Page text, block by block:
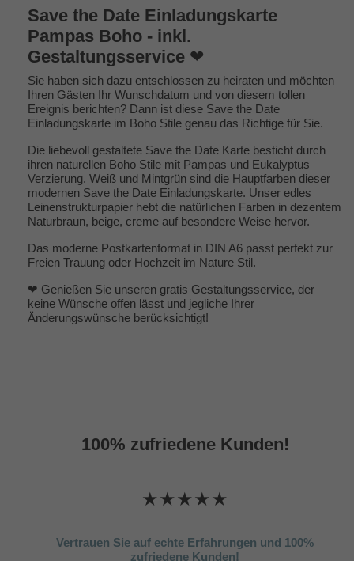
Save the Date Einladungskarte
Pampas Boho - inkl.
Gestaltungsservice ❤
Sie haben sich dazu entschlossen zu heiraten und möchten
Ihren Gästen Ihr Wunschdatum und von diesem tollen
Ereignis berichten? Dann ist diese Save the Date
Einladungskarte im Boho Stile genau das Richtige für Sie.
Die liebevoll gestaltete Save the Date Karte besticht durch
ihren naturellen Boho Stile mit Pampas und Eukalyptus
Verzierung. Weiß und Mintgrün sind die Hauptfarben dieser
modernen Save the Date Einladungskarte. Unser edles
Leinenstrukturpapier hebt die natürlichen Farben in dezentem
Naturbraun, beige, creme auf besondere Weise hervor.
Das moderne Postkartenformat in DIN A6 passt perfekt zur
Freien Trauung oder Hochzeit im Nature Stil.
❤ Genießen Sie unseren gratis Gestaltungsservice, der
keine Wünsche offen lässt und jegliche Ihrer
Änderungswünsche berücksichtigt!
100% zufriedene Kunden!
★★★★★
Vertrauen Sie auf echte Erfahrungen und 100%
zufriedene Kunden!